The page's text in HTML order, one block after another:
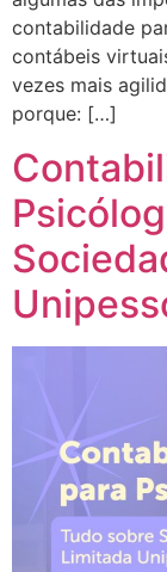
contabilidade
contábeis
vezes mais
porque: […]